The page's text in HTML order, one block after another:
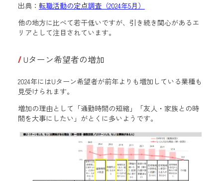
出典： 転職活動の定点調査（2024年5月）
他の地方に比べて若干低いですが、引き続き関心があるエ
リアとして注目されています。
Uターン希望者の増加
2024年にはUターン希望者が前年よりも増加している業種も
見受けられます。
増加の理由として「通勤時間の短縮」「友人・家族との時
間を大事にしたい」がとくに多いようです​。